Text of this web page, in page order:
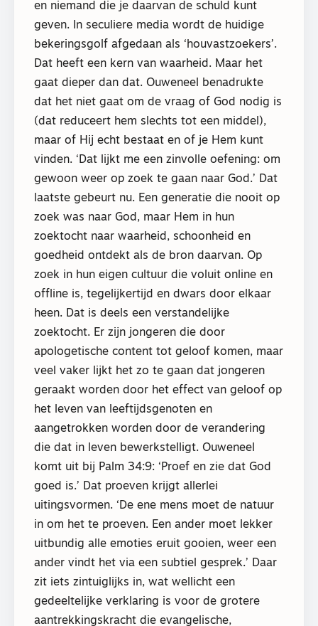
en niemand die je daarvan de schuld kunt
geven. In seculiere media wordt de huidige
bekeringsgolf afgedaan als ‘houvastzoekers’.
Dat heeft een kern van waarheid. Maar het
gaat dieper dan dat. Ouweneel benadrukte
dat het niet gaat om de vraag of God nodig is
(dat reduceert hem slechts tot een middel),
maar of Hij echt bestaat en of je Hem kunt
vinden. ‘Dat lijkt me een zinvolle oefening: om
gewoon weer op zoek te gaan naar God.’ Dat
laatste gebeurt nu. Een generatie die nooit op
zoek was naar God, maar Hem in hun
zoektocht naar waarheid, schoonheid en
goedheid ontdekt als de bron daarvan. Op
zoek in hun eigen cultuur die voluit online en
offline is, tegelijkertijd en dwars door elkaar
heen. Dat is deels een verstandelijke
zoektocht. Er zijn jongeren die door
apologetische content tot geloof komen, maar
veel vaker lijkt het zo te gaan dat jongeren
geraakt worden door het effect van geloof op
het leven van leeftijdsgenoten en
aangetrokken worden door de verandering
die dat in leven bewerkstelligt. Ouweneel
komt uit bij Palm 34:9: ‘Proef en zie dat God
goed is.’ Dat proeven krijgt allerlei
uitingsvormen. ‘De ene mens moet de natuur
in om het te proeven. Een ander moet lekker
uitbundig alle emoties eruit gooien, weer een
ander vindt het via een subtiel gesprek.’ Daar
zit iets zintuiglijks in, wat wellicht een
gedeeltelijke verklaring is voor de grotere
aantrekkingskracht die evangelische,